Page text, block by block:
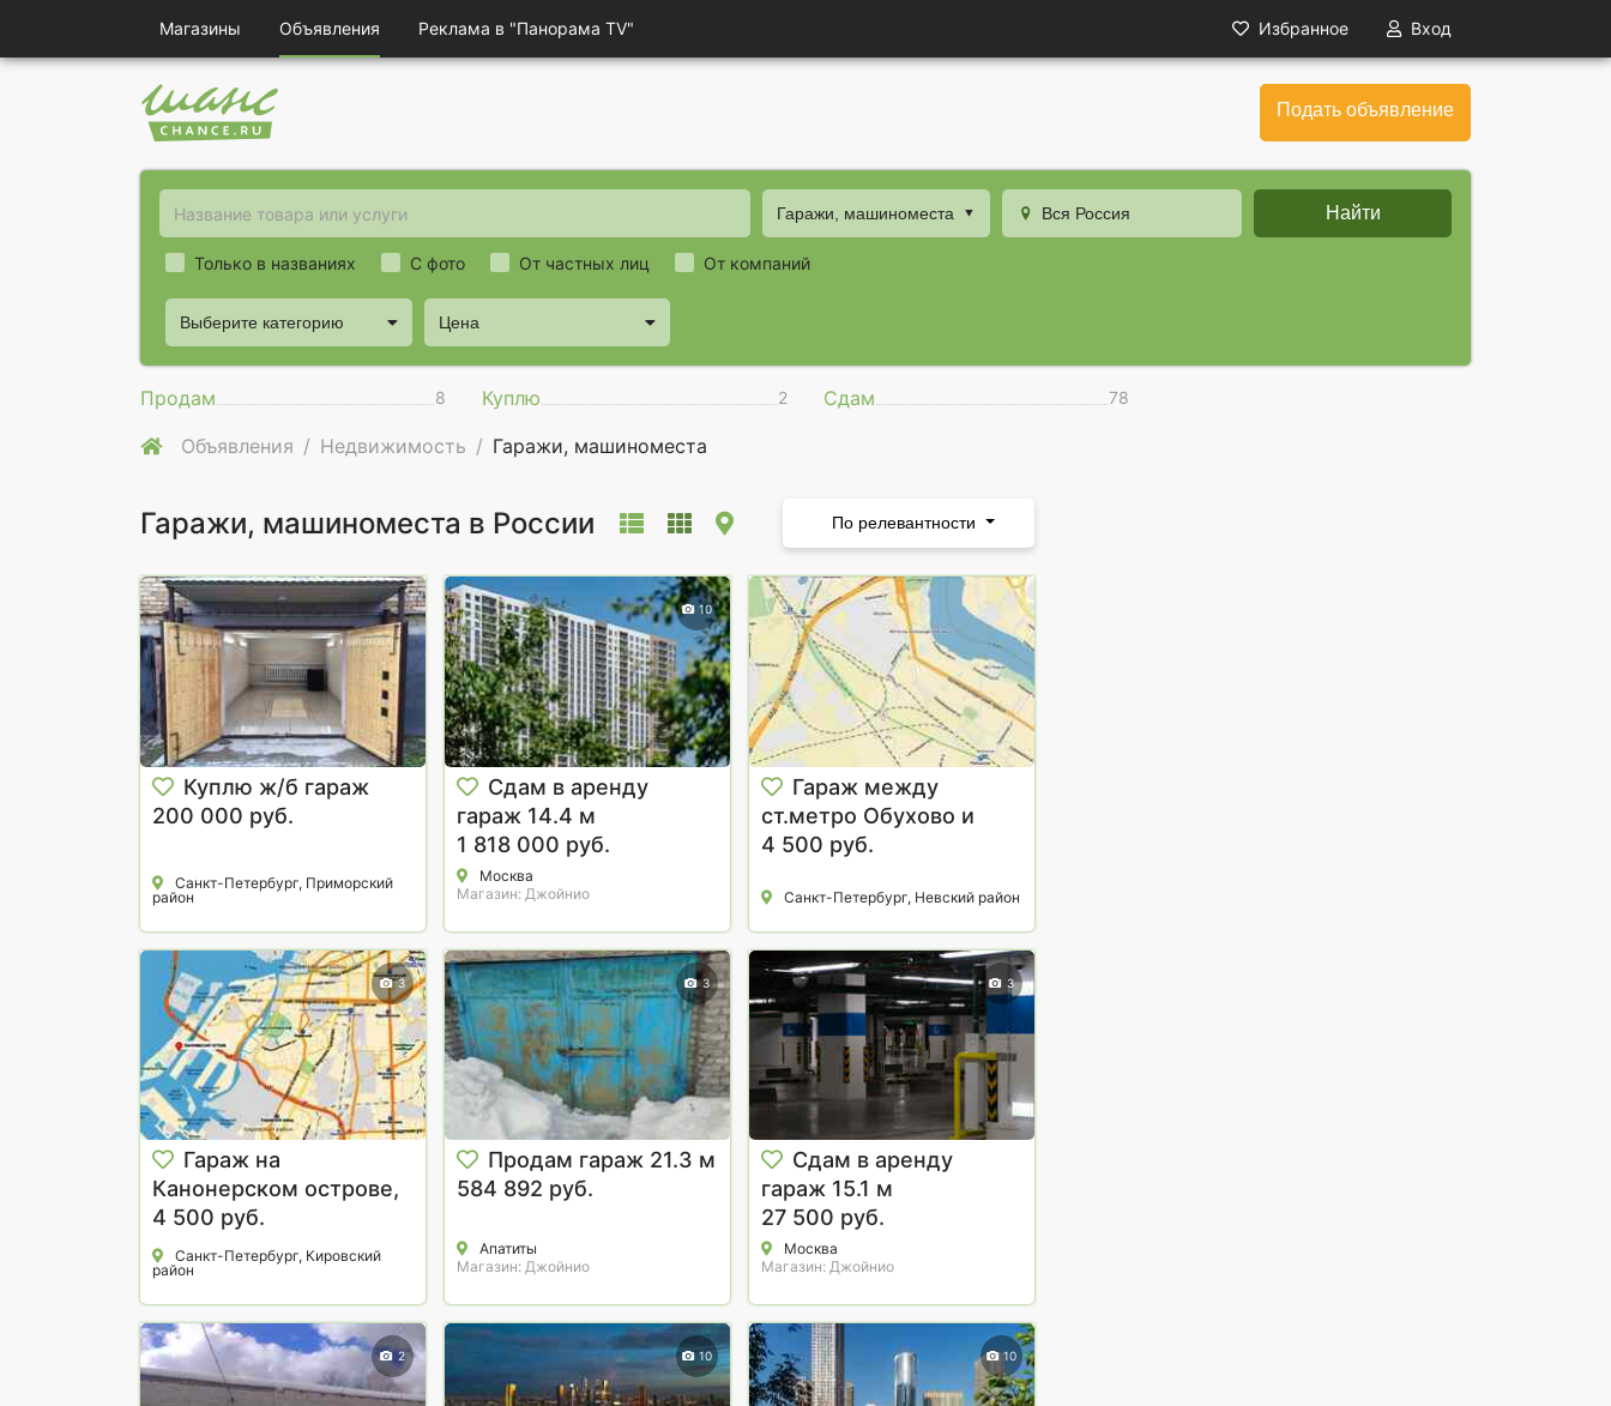
Магазины Объявления Реклама в "Панорама TV" Избранное Вход
Подать объявление
Гаражи, машиноместа Вся Россия Найти
Только в названиях
Выберите категорию Цена
С фото От частных лиц От компаний
Продам 8 Куплю 2 Сдам 78
Объявления Недвижимость Гаражи, машиноместа
Гаражи, машиноместа в России По релевантности
Куплю ж/б гараж
200 000 руб.
Санкт-Петербург, Приморский
район
10
Сдам в аренду
гараж 14.4 м
1 818 000 руб.
Москва
Магазин: Джойнио
Гараж между
ст.метро Обухово и
Рыбацкое, Невский р-н.
4500 р/мес.
4 500 руб.
Санкт-Петербург, Невский район
3
Гараж на
Канонерском острове,
м. Балтийская, за 4500
в месяц.
4 500 руб.
Санкт-Петербург, Кировский
район
3
Продам гараж 21.3 м
584 892 руб.
Апатиты
Магазин: Джойнио
3
Сдам в аренду
гараж 15.1 м
27 500 руб.
Москва
Магазин: Джойнио
2 10 10